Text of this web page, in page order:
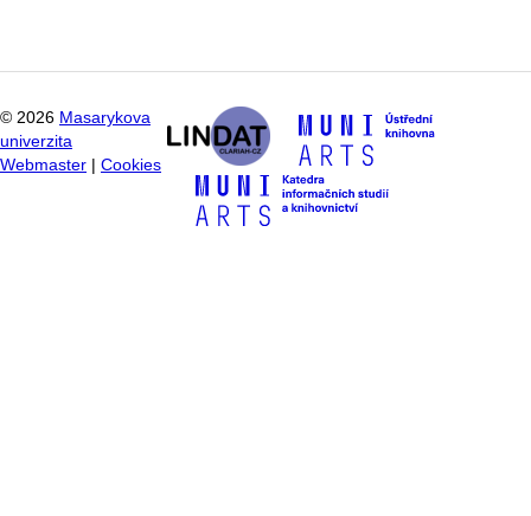
© 2026 Masarykova
univerzita
Webmaster
Cookies